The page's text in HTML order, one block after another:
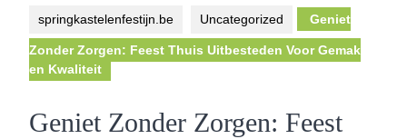
springkastelenfestijn.be Uncategorized Geniet
Zonder Zorgen: Feest Thuis Uitbesteden Voor Gemak
en Kwaliteit
Geniet Zonder Zorgen: Feest